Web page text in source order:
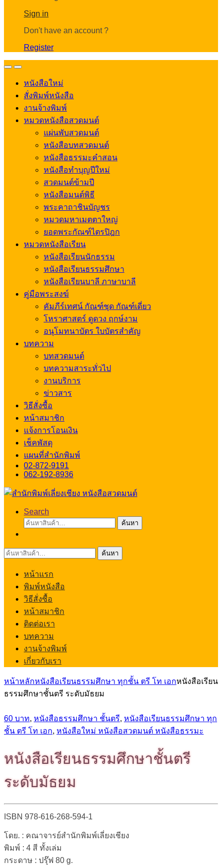
Sign in
Don't have an account ?
Register
OpenClose
หนังสือใหม่
สั่งพิมพ์หนังสือ
งานจ้างพิมพ์
หมวดหนังสือสวดมนต์
แผ่นพับสวดมนต์
หนังสือบทสวดมนต์
หนังสือธรรมะคำสอน
หนังสือทำบุญปีใหม่
สวดมนต์ข้ามปี
หนังสือมนต์พิธี
พระคาถาชินบัญชร
หมวดมหาเมตตาใหญ่
ยอดพระกัณฑ์ไตรปิฎก
หมวดหนังสือเรียน
หนังสือเรียนนักธรรม
หนังสือเรียนธรรมศึกษา
หนังสือเรียนบาลี ภาษาบาลี
คู่มือพระสงฆ์
คัมภีร์เทศน์ กัณฑ์ชุด กัณฑ์เดี่ยว
โหราศาสตร์ ดูดวง ฤกษ์งาม
อนุโมทนาบัตร ใบบัตรสำคัญ
บทความ
บทสวดมนต์
บทความสาระทั่วไป
งานบริการ
ข่าวสาร
วิธีสั่งซื้อ
หน้าสมาชิก
แจ้งการโอนเงิน
เช็คพัสดุ
แผนที่สำนักพิมพ์
02-872-9191
062-192-8936
Search
ค้นหา:
ค้นหา
ค้นหา: ค้นหา
หน้าแรก
พิมพ์หนังสือ
วิธีสั่งซื้อ
หน้าสมาชิก
ติดต่อเรา
บทความ
งานจ้างพิมพ์
เกี่ยวกับเรา
หน้าหลักหนังสือเรียนธรรมศึกษา ทุกชั้น ตรี โท เอกหนังสือเรียน
ธรรมศึกษาชั้นตรี ระดับมัธยม
60 บาท, หนังสือธรรมศึกษา ชั้นตรี, หนังสือเรียนธรรมศึกษา ทุก
ชั้น ตรี โท เอก, หนังสือใหม่ หนังสือสวดมนต์ หนังสือธรรมะ
หนังสือเรียนธรรมศึกษาชั้นตรี
ระดับมัธยม
ISBN 978-616-268-594-1
โดย. : คณาจารย์สำนักพิมพ์เลี่ยงเชียง
พิมพ์ : 4 สี ทั้งเล่ม
กระดาษ : ปรุ๊ฟ 80 g.